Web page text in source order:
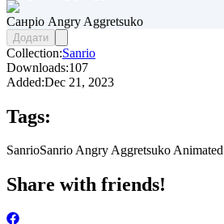
Санріо Angry Aggretsuko
Додати
Collection:Sanrio
Downloads:107
Added:Dec 21, 2023
Tags:
SanrioSanrio Angry Aggretsuko Animated
Share with friends!